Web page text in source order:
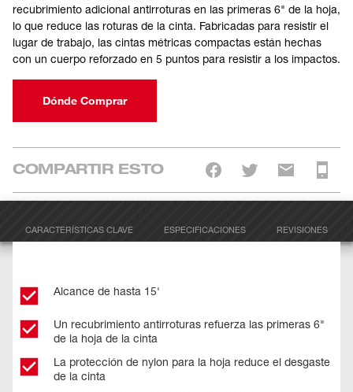
recubrimiento adicional antirroturas en las primeras 6" de la hoja,
lo que reduce las roturas de la cinta. Fabricadas para resistir el
lugar de trabajo, las cintas métricas compactas están hechas
con un cuerpo reforzado en 5 puntos para resistir a los impactos.
Dónde Comprar
COMPARTIR ESTO
CARACTERÍSTICAS CLAVE ESPECIFICACIONES REVISIONES
Alcance de hasta 15'
Un recubrimiento antirroturas refuerza las primeras 6"
de la hoja de la cinta
La protección de nylon para la hoja reduce el desgaste
de la cinta